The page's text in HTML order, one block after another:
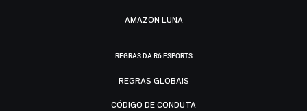
AMAZON LUNA
REGRAS DA R6 ESPORTS
REGRAS GLOBAIS
CÓDIGO DE CONDUTA